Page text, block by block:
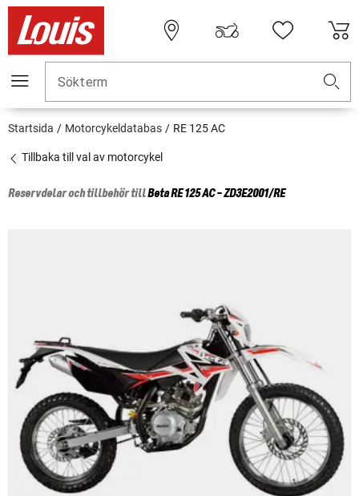
Sökterm
Startsida Motorcykeldatabas RE 125 AC
Tillbaka till val av motorcykel
Reservdelar och tillbehör tillBetaRE 125 AC - ZD3E2001/RE